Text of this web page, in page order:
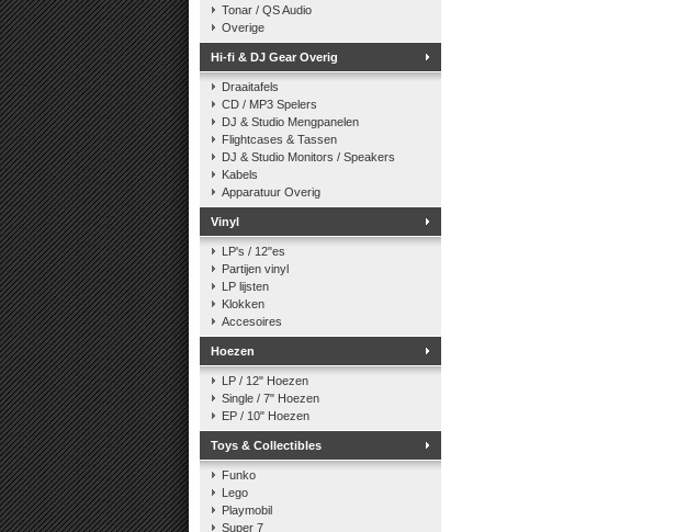
Tonar / QS Audio
Overige
Hi-fi & DJ Gear Overig
Draaitafels
CD / MP3 Spelers
DJ & Studio Mengpanelen
Flightcases & Tassen
DJ & Studio Monitors / Speakers
Kabels
Apparatuur Overig
Vinyl
LP's / 12"es
Partijen vinyl
LP lijsten
Klokken
Accesoires
Hoezen
LP / 12" Hoezen
Single / 7" Hoezen
EP / 10" Hoezen
Toys & Collectibles
Funko
Lego
Playmobil
Super 7